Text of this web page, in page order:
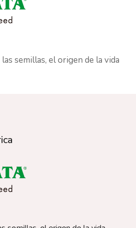
semillas, el origen de la vida